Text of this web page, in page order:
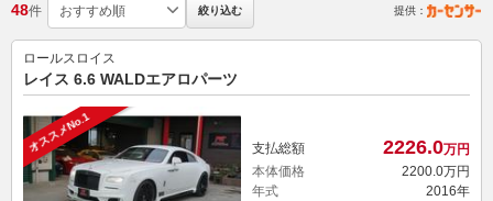
48件 絞り込む 提供：
ロールスロイス
レイス 6.6 WALDエアロパーツ
オススメNo.1 支払総額 2226.0万円
本体価格
2200.0万円
年式
2016年